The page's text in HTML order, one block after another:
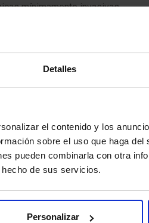
Detalles
el contenido y los
sobre el uso que haga
pueden combinarla con otra
de sus servicios.
Personalizar
mínimamente invasivas.
Hospitales vuelve a mostrar su
de equipamientos de